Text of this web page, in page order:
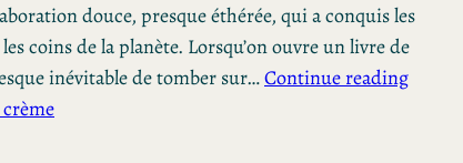
douce, presque éthérée, qui a conquis les
coins de la planète. Lorsqu’on ouvre un livre de
inévitable de tomber sur…Continue reading
crème